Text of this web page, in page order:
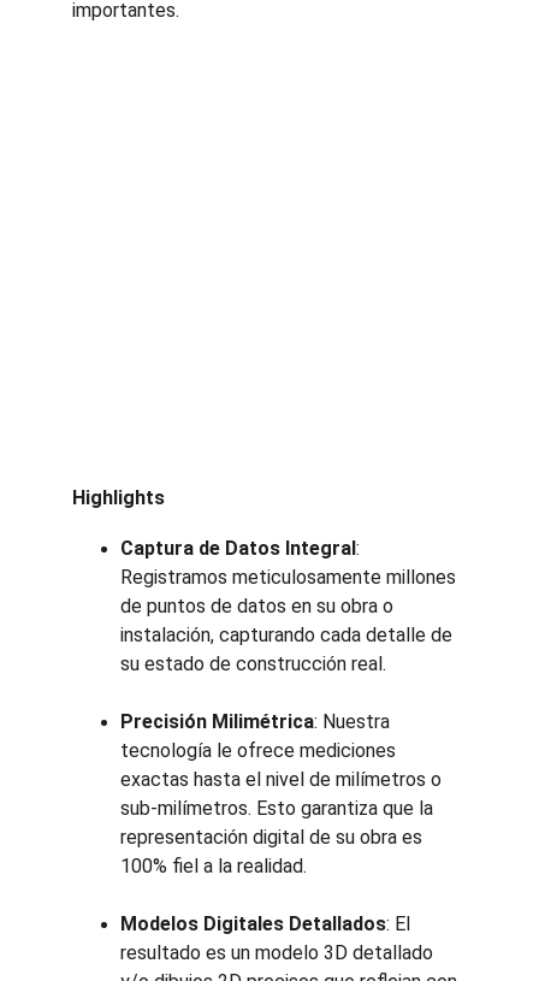
importantes.
Highlights
Captura de Datos Integral:
Registramos meticulosamente millones
de puntos de datos en su obra o
instalación, capturando cada detalle de
su estado de construcción real.
Precisión Milimétrica: Nuestra
tecnología le ofrece mediciones
exactas hasta el nivel de milímetros o
sub-milímetros. Esto garantiza que la
representación digital de su obra es
100% fiel a la realidad.
Modelos Digitales Detallados: El
resultado es un modelo 3D detallado